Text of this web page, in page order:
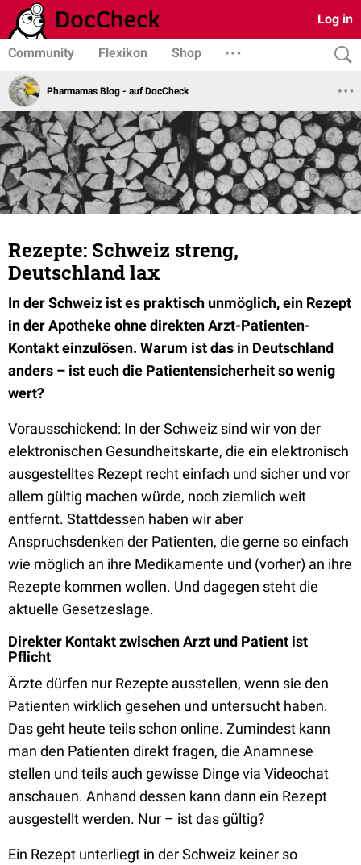
Log in
Community Flexikon Shop
Pharmamas Blog - auf DocCheck
Rezepte: Schweiz streng,
Deutschland lax
In der Schweiz ist es praktisch unmöglich, ein Rezept
in der Apotheke ohne direkten Arzt-Patienten-
Kontakt einzulösen. Warum ist das in Deutschland
anders – ist euch die Patientensicherheit so wenig
wert?
Vorausschickend: In der Schweiz sind wir von der
elektronischen Gesundheitskarte, die ein elektronisch
ausgestelltes Rezept recht einfach und sicher und vor
allem gültig machen würde, noch ziemlich weit
entfernt. Stattdessen haben wir aber
Anspruchsdenken der Patienten, die gerne so einfach
wie möglich an ihre Medikamente und (vorher) an ihre
Rezepte kommen wollen. Und dagegen steht die
aktuelle Gesetzeslage.
Direkter Kontakt zwischen Arzt und Patient ist
Pflicht
Ärzte dürfen nur Rezepte ausstellen, wenn sie den
Patienten wirklich gesehen und untersucht haben.
Das geht heute teils schon online. Zumindest kann
man den Patienten direkt fragen, die Anamnese
stellen und teils auch gewisse Dinge via Videochat
anschauen. Anhand dessen kann dann ein Rezept
ausgestellt werden. Nur – ist das gültig?
Ein Rezept unterliegt in der Schweiz keiner so